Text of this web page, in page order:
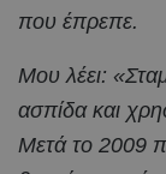
που έπρεπε.
Μου λέει:
ασπίδα και
Μετά το 2009